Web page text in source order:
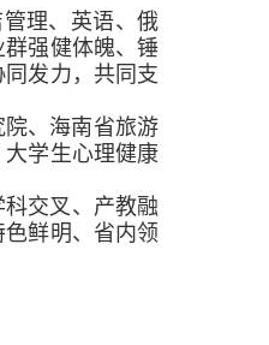
理、英语、俄
强健体魄、锤
同发力，共同支
、海南省旅游
大学生心理健康
交叉、产教融
鲜明、省内领